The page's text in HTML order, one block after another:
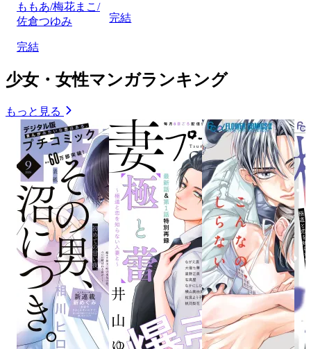
ももあ/梅花まこ/
佐倉つゆみ
完結
完結
少女・女性マンガランキング
もっと見る